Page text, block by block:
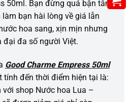
50ml. Bạn đừng quá bận tâm,
làm bạn hài lòng về giá lẫn
hoa sang, xịn mịn nhưng
đại đa số người Việt.
Good Charme Empress 50ml
tính đến thời điểm hiện tại là:
với shop Nước hoa Lua –